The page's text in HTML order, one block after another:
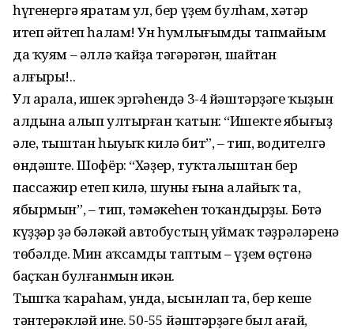
һүгенергә яратам ул, бер үҙем булһам, хәтәр
итеп әйтеп һалам! Ун һумлығымды тапмайым
да ҡуям – әллә ҡайҙа тәгәрәгән, шайтан
алғыры!..
Ул арала, ишек эргәһендә 3-4 йәштәрҙәге ҡыҙын
алдына алып ултырған ҡатын: “Ишекте ябығыҙ
әле, тыштан һыуыҡ килә бит”, – тип, водителгә
өндәште. Шофёр: “Хәҙер, туҡталыштан бер
пассажир етеп килә, шуны ғына алайыҡ та,
ябырмын”, – тип, тәмәкеһен тоҡандырҙы. Бөтә
күҙҙәр ҙә бәләкәй автобустың уймаҡ тәҙрәләренә
төбәлде. Мин аҡсамды таптым – үҙем өҫтөнә
баҫҡан булған­мын икән.
Тышҡа ҡараһам, унда, ысынлап та, бер кеше
тәнтерәкләй ине. 50-55 йәштәрҙәге был ағай,